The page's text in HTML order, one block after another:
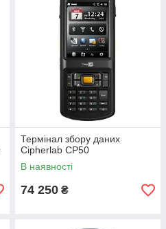
Термінал збору даних
Cipherlab CP50
В наявності
74 250 ₴